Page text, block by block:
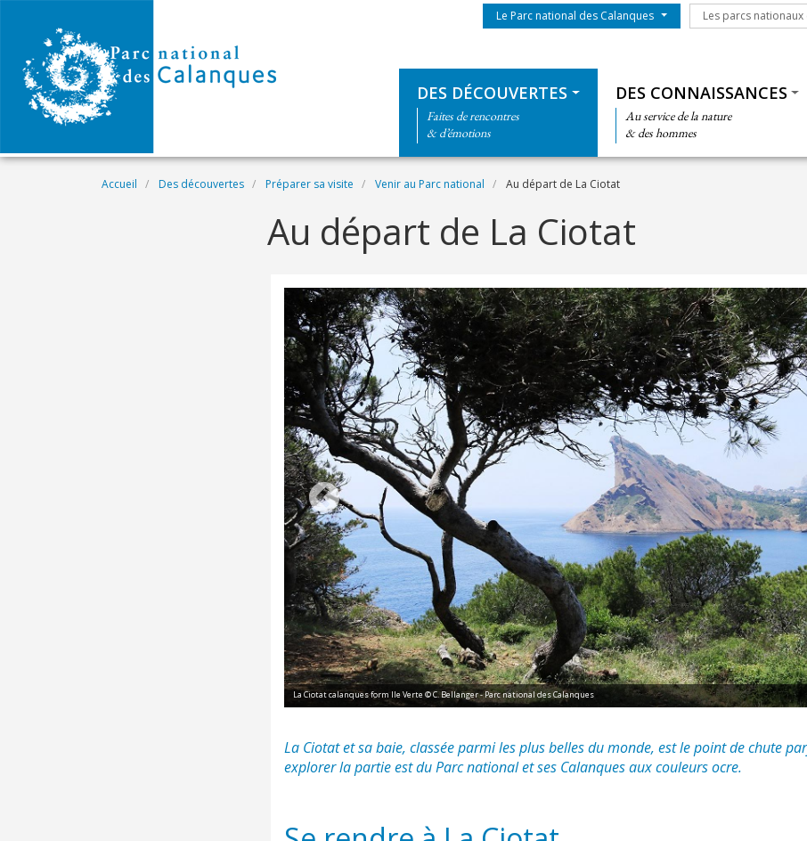
Menu du parc
Le Parc national des Calanques Les parcs
Les parcs nationaux
DES DÉCOUVERTES
Faites de rencontres
& d’émotions
DES CONNAISSANCES
Au service de la nature
& des hommes
Fil d'Ariane
Accueil Des découvertes Préparer sa visite Venir au Parc national Au départ de La Ciotat
Au départ de La Ciotat
La Ciotat calanques form Ile Verte © C. Bellanger - Parc national des Calanques
La Ciotat et sa baie, classée parmi les plus belles du monde, est le point de chute
explorer la partie est du Parc national et ses Calanques aux couleurs ocre.